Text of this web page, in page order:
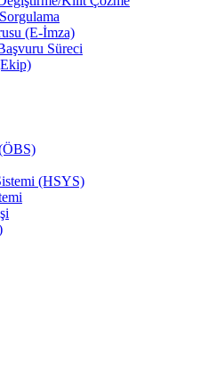
(E-İmza)
Süreci
(HSYS)